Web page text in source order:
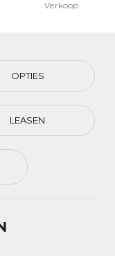
Verkoop
OPTIES
LEASEN